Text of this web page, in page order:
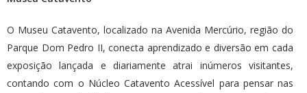
O Museu Catavento, localizado na Avenida Mercúrio, região do
Parque Dom Pedro II, conecta aprendizado e diversão em cada
exposição lançada e diariamente atrai inúmeros visitantes,
contando com o Núcleo Catavento Acessível para pensar nas